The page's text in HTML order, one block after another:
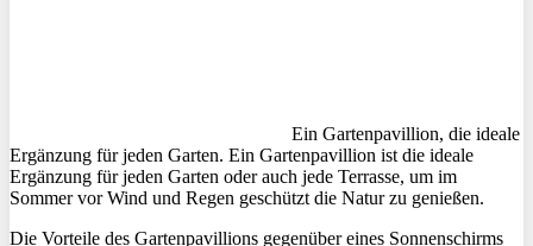
Ein Gartenpavillion, die ideale
Ergänzung für jeden Garten. Ein Gartenpavillion ist die ideale
Ergänzung für jeden Garten oder auch jede Terrasse, um im
Sommer vor Wind und Regen geschützt die Natur zu genießen.
Die Vorteile des Gartenpavillions gegenüber eines Sonnenschirms